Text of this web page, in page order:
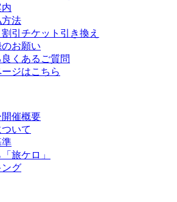
方法
引チケット引き換え
お願い
くあるご質問
ジはこちら
催概要
いて
準
旅ケロ」
グ